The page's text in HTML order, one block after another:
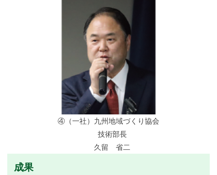
④（一社）九州地域づくり協会
技術部長
久留 省二
成果